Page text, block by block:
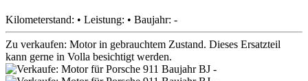
Kilometerstand: • Leistung: • Baujahr: -
Zu verkaufen: Motor in gebrauchtem Zustand. Dieses Ersatzteil
kann gerne in Volla besichtigt werden.